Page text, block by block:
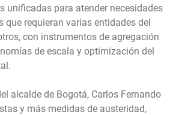
unificadas para atender necesidades
que requieran varias entidades del
con instrumentos de agregación
de escala y optimización del
alcalde de Bogotá, Carlos Fernando
y más medidas de austeridad,